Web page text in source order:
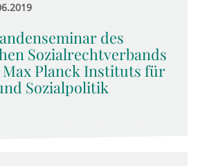
des
Sozialrechtverbands
Max Planck Instituts für
Sozialpolitik